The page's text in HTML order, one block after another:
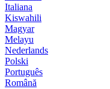
Italiana
Kiswahili
Magyar
Melayu
Nederlands
Polski
Português
Română